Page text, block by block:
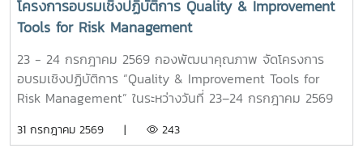
โครงการอบรมเชิงปฏิบัติการ Quality & Improvement
Tools for Risk Management
23 - 24 กรกฎาคม 2569 กองพัฒนาคุณภาพ จัดโครงการ
อบรมเชิงปฏิบัติการ “Quality & Improvement Tools for
Risk Management” ในระหว่างวันที่ 23–24 กรกฎาคม 2569
สร้างความรู้ ความเข้าใจ และพัฒนาทักษะด้านการบริหารความ
31 กรกฎาคม 2569 | 243